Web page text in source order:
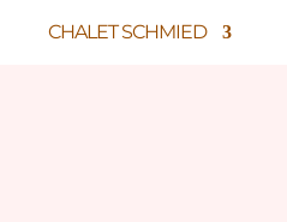
CHALET SCHMIED